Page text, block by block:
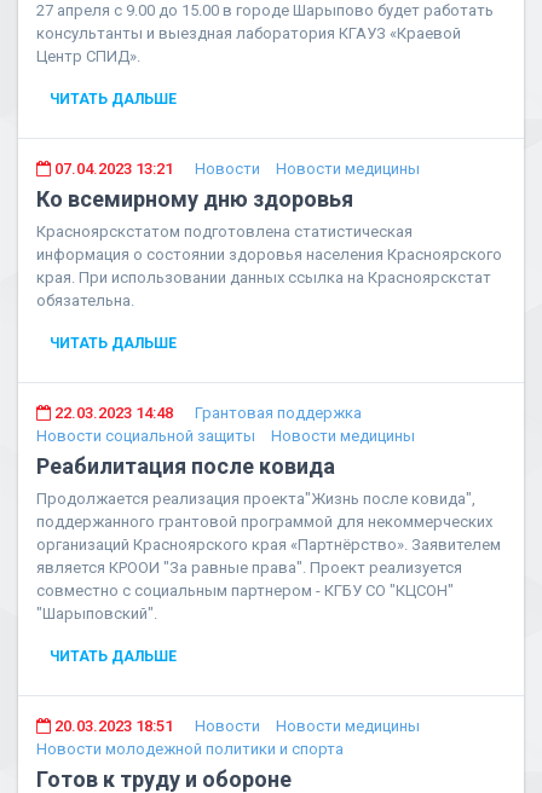
27 апреля с 9.00 до 15.00 в городе Шарыпово будет работать
консультанты и выездная лаборатория КГАУЗ «Краевой
Центр СПИД».
ЧИТАТЬ ДАЛЬШЕ
07.04.2023 13:21 Новости Новости медицины
Ко всемирному дню здоровья
Красноярскстатом подготовлена статистическая
информация о состоянии здоровья населения Красноярского
края. При использовании данных ссылка на Красноярскстат
обязательна.
ЧИТАТЬ ДАЛЬШЕ
22.03.2023 14:48
Грантовая поддержка
Новости социальной защиты
Новости медицины
Реабилитация после ковида
Продолжается реализация проекта"Жизнь после ковида",
поддержанного грантовой программой для некоммерческих
организаций Красноярского края «Партнёрство». Заявителем
является КРООИ "За равные права". Проект реализуется
совместно с социальным партнером - КГБУ СО "КЦСОН"
"Шарыповский".
ЧИТАТЬ ДАЛЬШЕ
20.03.2023 18:51 Новости
Новости медицины
Новости молодежной политики и спорта
Готов к труду и обороне